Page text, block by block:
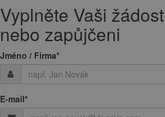
Vyplněte Vaši
nebo zapůjčeni
Jméno / Firma*
E-mail*